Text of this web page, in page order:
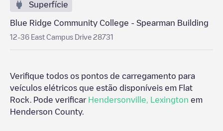
Superfície
Blue Ridge Community College - Spearman Building
12-36 East Campus Drive 28731
Verifique todos os pontos de carregamento para
veículos elétricos que estão disponíveis em Flat
Rock
. Pode verificar Hendersonville Lexington em
Henderson County.